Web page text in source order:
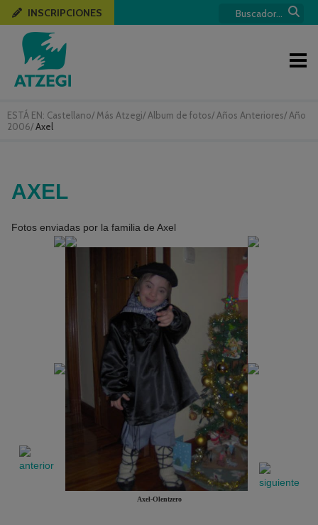
ESTÁ EN: Castellano/ Más Atzegi/ Album de fotos/ Años Anteriores/ Año
2006/Axel
INSCRIPCIONES
AXEL
Fotos enviadas por la familia de Axel
Axel-Olentzero